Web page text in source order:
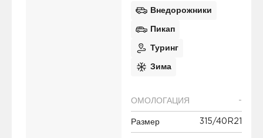
Все сезоны (0)
Внедорожники
Пикап
Туринг
Зима
ОМОЛОГАЦИЯ -
Размер 315/40R21